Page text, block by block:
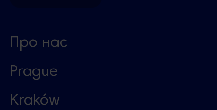
Про нас
Prague
Kraków